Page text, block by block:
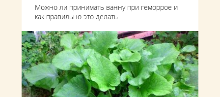
Можно ли принимать ванну при геморрое и
как правильно это делать